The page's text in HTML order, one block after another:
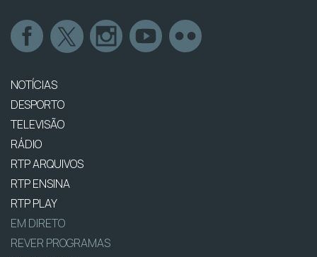
NOTÍCIAS
DESPORTO
TELEVISÃO
RÁDIO
RTP ARQUIVOS
RTP ENSINA
RTP PLAY
EM DIRETO
REVER PROGRAMAS